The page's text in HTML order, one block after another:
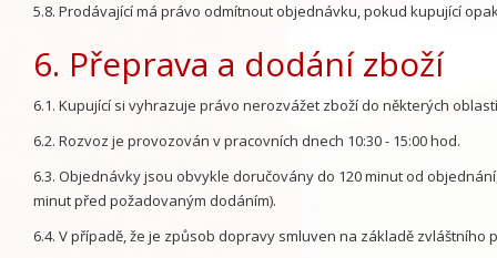
5.8. Prodávající má právo odmítnout objednávku, pokud kupující
6. Přeprava a dodání zboží
6.1. Kupující si vyhrazuje právo nerozvážet zboží do některých
6.2. Rozvoz je provozován v pracovních dnech 10:30 - 15:00 hod.
6.3. Objednávky jsou obvykle doručovány do 120 minut od
minut před požadovaným dodáním).
6.4. V případě, že je způsob dopravy smluven na základě